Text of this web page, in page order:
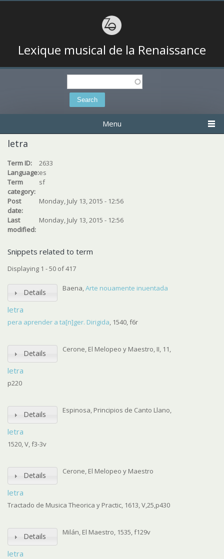
Lexique musical de la Renaissance
Search
Menu
letra
Term ID:
2633
Language:es
Term
category:
sf
Post
date:
Monday, July 13, 2015 - 12:56
Last
modified:
Monday, July 13, 2015 - 12:56
Snippets related to term
Displaying 1 - 50 of 417
Details
letra
Baena,Arte nouamente inuentada
pera aprender a ta[n]ger. Dirigida, 1540, f6r
Details
letra
Cerone, El Melopeo y Maestro, II, 11,
p220
Details
letra
Espinosa, Principios de Canto Llano,
1520, V, f3-3v
Details
letra
Cerone, El Melopeo y Maestro
Tractado de Musica Theorica y Practic, 1613, V,25,p430
Details
letra
Milán, El Maestro, 1535, f129v